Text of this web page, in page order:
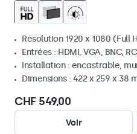
Résolution 1920 x 1080 (Full
Entrées : HDMI, VGA, BNC,
Installation : encastrable,
Dimensions : 422 x 259 x 38
CHF 549,00
Voir